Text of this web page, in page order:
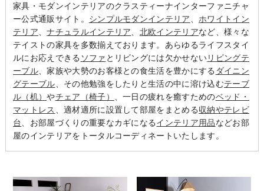
家具・モダンインテリアのクラスティーナインターファニチャ
ー公式通販サイト。 シンプルモダンインテリア
ホワイトイン
テリア 、ナチュラルインテリア 北欧インテリアなど、様々な
テイストの家具を多数揃えております。あらゆるライフスタイ
ルにお応えできる ソファ とリビングには欠かせないリビングテ
ーブル、家族や大勢のお客様との食生活を豊かにする ダイニン
グテーブル 、その他勉強をしたりと生活の中に溶け込むテーブ
ル（机）やチェア（椅子） 、一日の疲れを癒すためのベッド・
マットレス
、適材適所に設置して部屋をまとめる収納やテレビ
台 、お部屋づくりの重要なカギになるインテリア用品などお部
屋のインテリアをトータルコーディネートいたします。